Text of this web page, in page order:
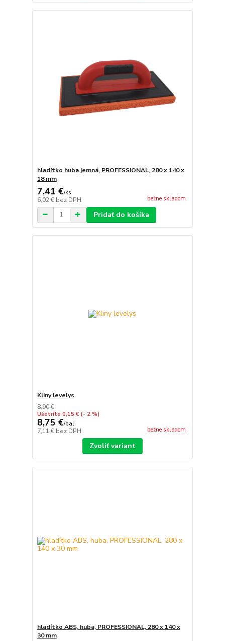
hladítko huba jemná, PROFESSIONAL, 280 x 140 x
18 mm
7,41 €/ks
6,02 € bez DPH bežne skladom
Pridať do košíka
Kliny levelys
8,90 €
Ušetríte 0,15 € (- 2 %)
8,75 €/bal
7,11 € bez DPH bežne skladom
Zvoliť variant
hladítko ABS, huba, PROFESSIONAL, 280 x 140 x
30 mm